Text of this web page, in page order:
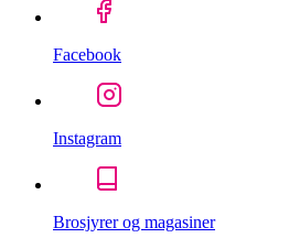
Facebook
Instagram
Brosjyrer og magasiner